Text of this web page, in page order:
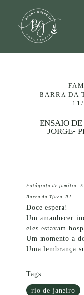
BARRA DA
ENSAIO DE
JORGE-
Fotógrafa de família-
Barra da Tjuca, RJ
Doce espera!
Um amanhecer
eles estavam
Um momento a
Uma lembrança
Tags
rio de janeiro